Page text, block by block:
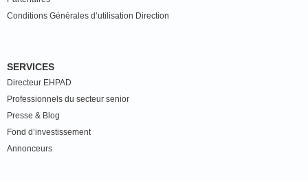
Conditions Générales d’utilisation Direction
SERVICES
Directeur EHPAD
Professionnels du secteur senior
Presse & Blog
Fond d’investissement
Annonceurs